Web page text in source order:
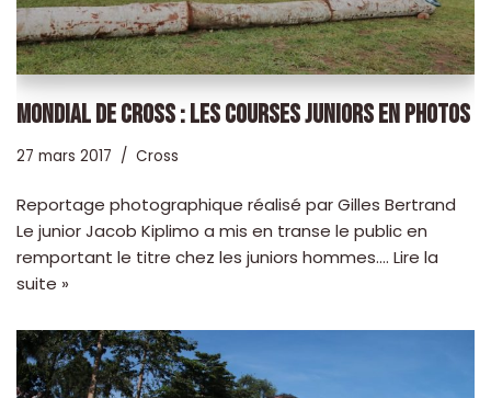
MONDIAL DE CROSS : LES COURSES JUNIORS EN PHOTOS
27 mars 2017 Cross
Reportage photographique réalisé par Gilles Bertrand
Le junior Jacob Kiplimo a mis en transe le public en
remportant le titre chez les juniors hommes.… Lire la
suite »